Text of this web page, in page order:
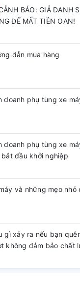
BÁO: GIẢ DANH
ĐỂ MẤT TIỀN OAN!
dẫn mua hàng
doanh phụ tùng xe
doanh phụ tùng xe
bắt đầu khởi nghiệp
và những mẹo
gì xảy ra nếu bạn
không đảm bảo chất